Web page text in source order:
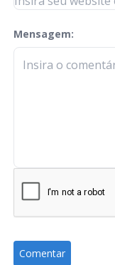
Mensagem:
check-terms